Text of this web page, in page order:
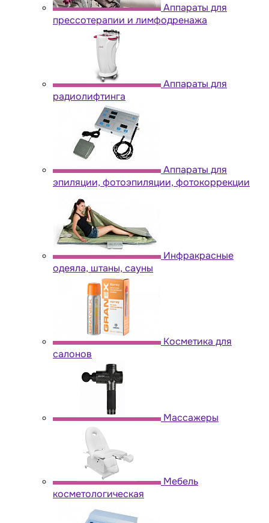
Аппараты для
прессотерапии и лимфодренажа
Аппараты для
радиолифтинга
Аппараты для
эпиляции, фотоэпиляции, фотокоррекции
Инфракрасные
одеяла, штаны, сауны
Косметика для
салонов
Массажеры
Мебель
косметологическая